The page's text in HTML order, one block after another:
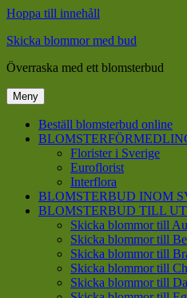
Hoppa till innehåll
Skicka blommor med bud
Överraska med ett blomsterbud
Meny
Beställ blomsterbud online
Florister i Sverige
Euroflorist
Interflora
BLOMSTERBUD INOM
BLOMSTERBUD TILL
Skicka blommor till
Skicka blommor till
Skicka blommor till
Skicka blommor till
Skicka blommor till